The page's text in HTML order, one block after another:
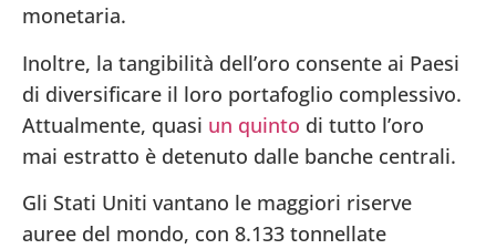
monetaria.
Inoltre, la tangibilità dell’oro consente ai Paesi
di diversificare il loro portafoglio complessivo.
Attualmente, quasi un quinto di tutto l’oro
mai estratto è detenuto dalle banche centrali.
Gli Stati Uniti vantano le maggiori riserve
auree del mondo, con 8.133 tonnellate